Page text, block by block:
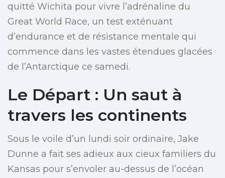
quitté Wichita pour vivre l’adrénaline du
Great World Race, un test exténuant
d’endurance et de résistance mentale qui
commence dans les vastes étendues glacées
de l’Antarctique ce samedi.
Le Départ : Un saut à
travers les continents
Sous le voile d’un lundi soir ordinaire, Jake
Dunne a fait ses adieux aux cieux familiers du
Kansas pour s’envoler au-dessus de l’océan